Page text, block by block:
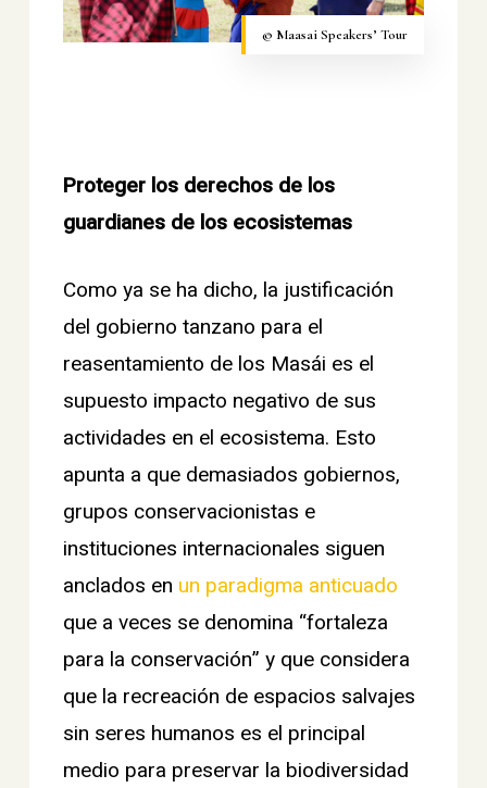
© Maasai Speakers’ Tour
Proteger los derechos de los
guardianes de los ecosistemas
Como ya se ha dicho, la justificación
del gobierno tanzano para el
reasentamiento de los Masái es el
supuesto impacto negativo de sus
actividades en el ecosistema. Esto
apunta a que demasiados gobiernos,
grupos conservacionistas e
instituciones internacionales siguen
anclados en un paradigma anticuado
que a veces se denomina “fortaleza
para la conservación” y que considera
que la recreación de espacios salvajes
sin seres humanos es el principal
medio para preservar la biodiversidad